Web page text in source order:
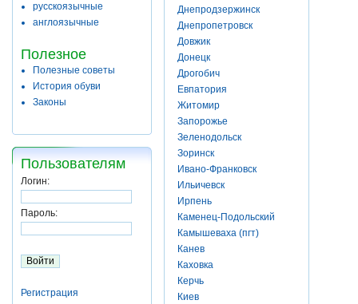
русскоязычные
англоязычные
Полезное
Полезные советы
История обуви
Законы
Пользователям
Логин:
Пароль:
Регистрация
Днепродзержинск
Днепропетровск
Довжик
Донецк
Дрогобич
Евпатория
Житомир
Запорожье
Зеленодольск
Зоринск
Ивано-Франковск
Ильичевск
Ирпень
Каменец-Подольский
Камышеваха (пгт)
Канев
Каховка
Керчь
Киев